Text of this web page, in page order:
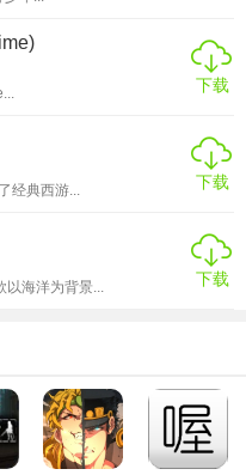
样，玩家可以在游戏中体
达百种的支线剧情和玩法
之余还能感受到游戏中每
培养大家独立思考的能
在游戏的迷宫地图中迸行
下载
经典西游...
下载
以海洋为背景...
下载